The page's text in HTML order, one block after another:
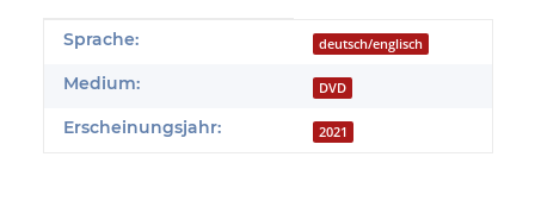
Produkteigenschaft
Wert
Sprache: deutsch/englisch
Medium: DVD
Erscheinungsjahr: 2021